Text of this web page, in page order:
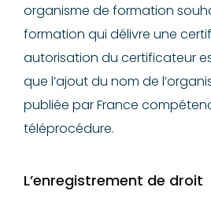
organisme de formation
formation qui délivre une
autorisation du certificateur
que l’ajout du nom de
publiée par France
téléprocédure.
L’enregistrement de droit